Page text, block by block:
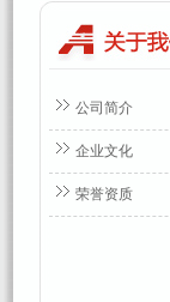
公司简介
企业文化
荣誉资质